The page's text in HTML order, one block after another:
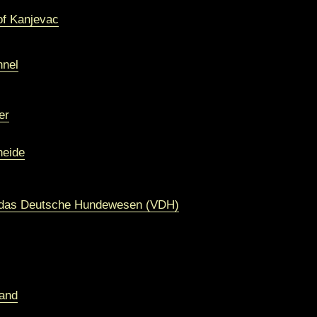
Kanjevac
Deutsche Hundewesen (VDH)